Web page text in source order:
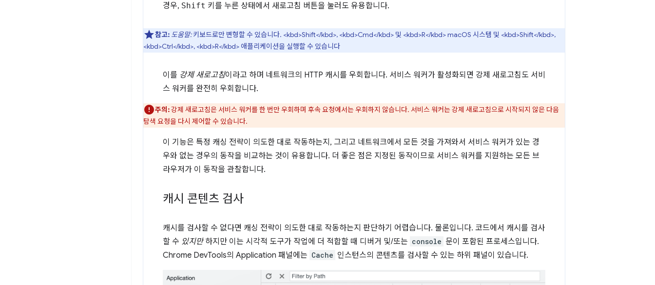
경우, Shift 키를 누른 상태에서 새로고침 버튼을 눌러도 유용합니다.
참고: 도움말:키보드로만 변형할 수 있습니다. <kbd>Shift</kbd>, <kbd>Cmd</kbd> 및 <kbd>R</kbd> macOS 시스템 및 <kbd>Shift</kbd>,
<kbd>Ctrl</kbd>, <kbd>R</kbd> 애플리케이션을 실행할 수 있습니다
이를 강제 새로고침이라고 하며 네트워크의 HTTP 캐시를 우회합니다. 서비스 워커가 활성화되면 강제 새로고침도 서비
스 워커를 완전히 우회합니다.
주의:강제 새로고침은 서비스 워커를 한 번만 우회하며 후속 요청에서는 우회하지 않습니다. 서비스 워커는 강제 새로고침으로 시작되지 않은 다음
탐색 요청을 다시 제어할 수 있습니다.
이 기능은 특정 캐싱 전략이 의도한 대로 작동하는지, 그리고 네트워크에서 모든 것을 가져와서 서비스 워커가 있는 경
우와 없는 경우의 동작을 비교하는 것이 유용합니다. 더 좋은 점은 지정된 동작이므로 서비스 워커를 지원하는 모든 브
라우저가 이 동작을 관찰합니다.
캐시 콘텐츠 검사
캐시를 검사할 수 없다면 캐싱 전략이 의도한 대로 작동하는지 판단하기 어렵습니다. 물론입니다. 코드에서 캐시를 검사
할 수 있지만하지만 이는 시각적 도구가 작업에 더 적합할 때 디버거 및/또는 console 문이 포함된 프로세스입니다.
Chrome DevTools의 Application 패널에는 Cache 인스턴스의 콘텐츠를 검사할 수 있는 하위 패널이 있습니다.